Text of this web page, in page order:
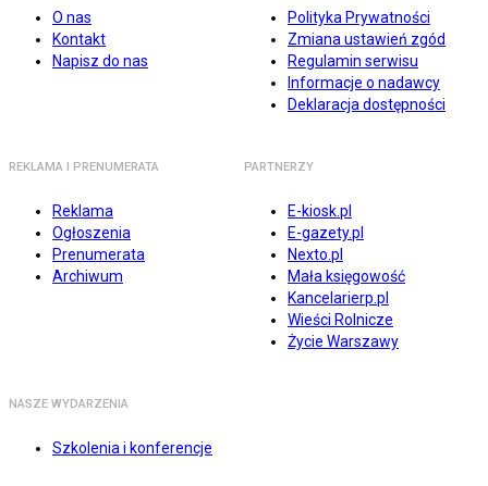
O nas
Kontakt
Napisz do nas
Polityka Prywatności
Zmiana ustawień zgód
Regulamin serwisu
Informacje o nadawcy
Deklaracja dostępności
REKLAMA I PRENUMERATA
Reklama
Ogłoszenia
Prenumerata
Archiwum
PARTNERZY
E-kiosk.pl
E-gazety.pl
Nexto.pl
Mała księgowość
Kancelarierp.pl
Wieści Rolnicze
Życie Warszawy
NASZE WYDARZENIA
Szkolenia i konferencje